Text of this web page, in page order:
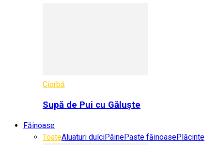
Ciorbă
Supă de Pui cu Găluște
Făinoase
ToateAluaturi dulciPâinePaste făinoasePlăcinte